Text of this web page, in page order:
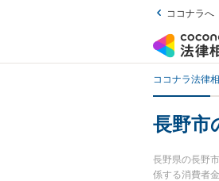
ココナラへ
ココナラ法律
長野市
長野県の長野
係する消費者